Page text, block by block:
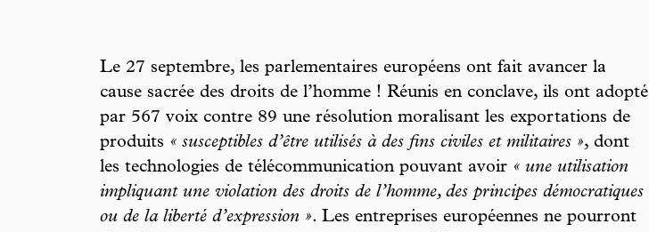
Le 27 septembre, les parlementaires européens ont fait avancer la
cause sacrée des droits de l’homme ! Réunis en conclave, ils ont adopté
par 567 voix contre 89 une résolution moralisant les exportations de
produits « susceptibles d’être utilisés à des fins civiles et militaires », dont
les technologies de télécommunication pouvant avoir « une utilisation
impliquant une violation des droits de l’homme, des principes démocratiques
ou de la liberté d’expression ». Les entreprises européennes ne pourront